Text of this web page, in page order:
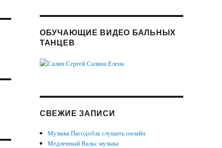
ОБУЧАЮЩИЕ ВИДЕО БАЛЬНЫХ
ТАНЦЕВ
СВЕЖИЕ ЗАПИСИ
Музыка Пасодобль слушать онлайн
Медленный Вальс музыка